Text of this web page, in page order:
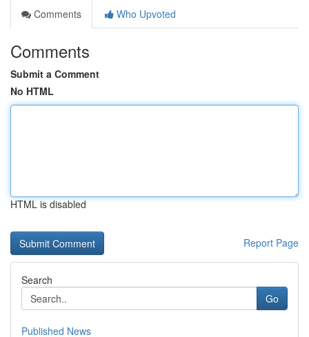
Comments
Who Upvoted
Comments
Submit a Comment
No HTML
HTML is disabled
Report Page
Search
Go
Published News